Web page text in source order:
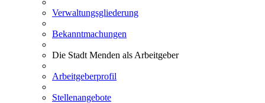
Verwaltungsgliederung
Bekanntmachungen
Die Stadt Menden als Arbeitgeber
Arbeitgeberprofil
Stellenangebote